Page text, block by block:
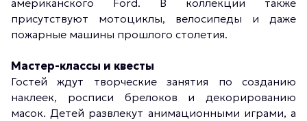
американского Ford. В коллекции также
присутствуют мотоциклы, велосипеды и даже
пожарные машины прошлого столетия.
Мастер-классы и квесты
Гостей ждут творческие занятия по созданию
наклеек, росписи брелоков и декорированию
масок. Детей развлекут анимационными играми, а